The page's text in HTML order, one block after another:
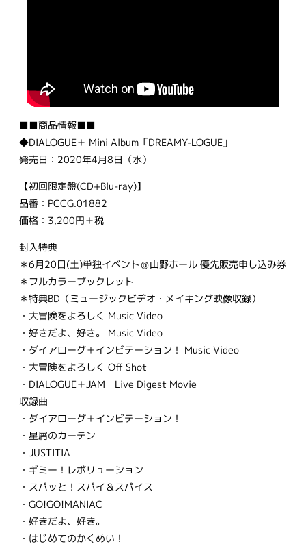
■■商品情報■■
◆DIALOGUE＋ Mini Album「DREAMY-LOGUE」
発売日：2020年4月8日（水）
【初回限定盤(CD+Blu-ray)】
品番：PCCG.01882
価格：3,200円＋税
封入特典
＊6月20日(土)単独イベント＠山野ホール 優先販売申し込み券
＊フルカラーブックレット
＊特典BD（ミュージックビデオ・メイキング映像収録）
・大冒険をよろしく Music Video
・好きだよ、好き。 Music Video
・ダイアローグ＋インビテーション！ Music Video
・大冒険をよろしく Off Shot
・DIALOGUE＋JAM Live Digest Movie
収録曲
・ダイアローグ＋インビテーション！
・星屑のカーテン
・JUSTITIA
・ギミー！レボリューション
・スパッと！スパイ＆スパイス
・GO!GO!MANIAC
・好きだよ、好き。
・はじめてのかくめい！